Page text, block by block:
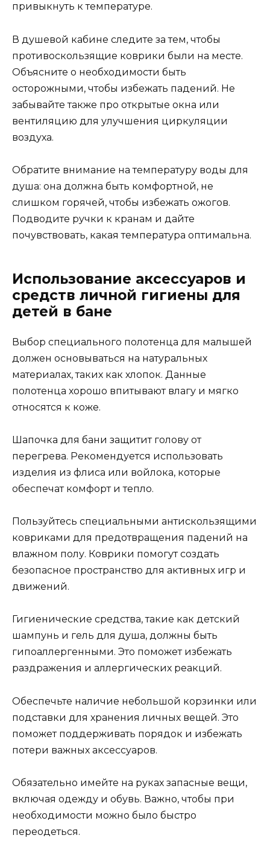
привыкнуть к температуре.
В душевой кабине следите за тем, чтобы
противоскользящие коврики были на месте.
Объясните о необходимости быть
осторожными, чтобы избежать падений. Не
забывайте также про открытые окна или
вентиляцию для улучшения циркуляции
воздуха.
Обратите внимание на температуру воды для
душа: она должна быть комфортной, не
слишком горячей, чтобы избежать ожогов.
Подводите ручки к кранам и дайте
почувствовать, какая температура оптимальна.
Использование аксессуаров и
средств личной гигиены для
детей в бане
Выбор специального полотенца для малышей
должен основываться на натуральных
материалах, таких как хлопок. Данные
полотенца хорошо впитывают влагу и мягко
относятся к коже.
Шапочка для бани защитит голову от
перегрева. Рекомендуется использовать
изделия из флиса или войлока, которые
обеспечат комфорт и тепло.
Пользуйтесь специальными антискользящими
ковриками для предотвращения падений на
влажном полу. Коврики помогут создать
безопасное пространство для активных игр и
движений.
Гигиенические средства, такие как детский
шампунь и гель для душа, должны быть
гипоаллергенными. Это поможет избежать
раздражения и аллергических реакций.
Обеспечьте наличие небольшой корзинки или
подставки для хранения личных вещей. Это
поможет поддерживать порядок и избежать
потери важных аксессуаров.
Обязательно имейте на руках запасные вещи,
включая одежду и обувь. Важно, чтобы при
необходимости можно было быстро
переодеться.